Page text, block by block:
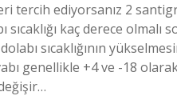
tercih ediyorsanız 2
sıcaklığı kaç derece
sıcaklığının
genellikle +4 ve -18